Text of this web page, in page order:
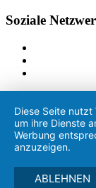
Soziale
Diese Seite
um ihre Dienste
Werbung
anzuzeigen.
ABLEHNEN